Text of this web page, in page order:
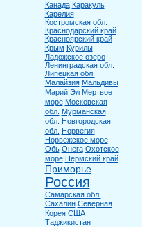
Канада Каракуль
Карелия
Костромская обл.
Краснодарский край
Красноярский край
Крым Курилы
Ладожское озеро
Ленинградская обл.
Липецкая обл.
Малайзия Мальдивы
Марий Эл Мертвое
море Московская
обл. Мурманская
обл. Новгородская
обл. Норвегия
Норвежское море
Обь Онега Охотское
море Пермский край
Приморье
Россия
Самарская обл.
Сахалин Северная
Корея США
Таджикистан